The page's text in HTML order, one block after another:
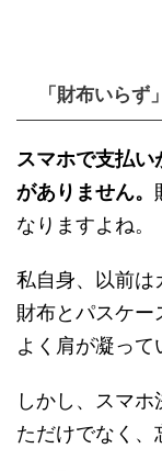
「財布いら
スマホで支払
がありません。
なりますよね。
私自身、以前は
財布とパスケー
よく肩が凝って
しかし、スマ
ただけでなく、